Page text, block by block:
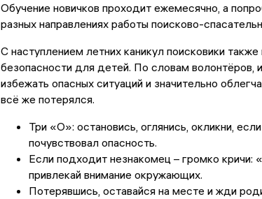
Обучение новичков проходит ежемесячно, а
разных направлениях работы поисково-
С наступлением летних каникул поисковики
безопасности для детей. По словам волонтёров,
избежать опасных ситуаций и значительно
всё же потерялся.
Три «О»: остановись, оглянись, окликни,
почувствовал опасность.
Если подходит незнакомец – громко кричи:
привлекай внимание окружающих.
Потерявшись, оставайся на месте и жди